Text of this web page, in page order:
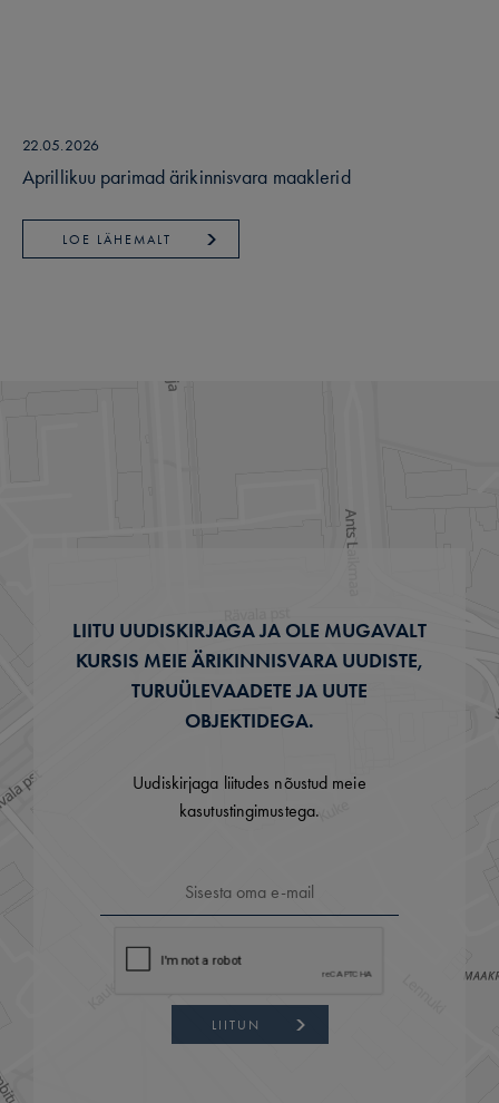
22.05.2026
Aprillikuu parimad ärikinnisvara maaklerid
LOE LÄHEMALT
LIITU UUDISKIRJAGA JA OLE MUGAVALT
KURSIS MEIE ÄRIKINNISVARA UUDISTE,
TURUÜLEVAADETE JA UUTE
OBJEKTIDEGA.
Uudiskirjaga liitudes nõustud meie
kasutustingimustega.
LIITUN